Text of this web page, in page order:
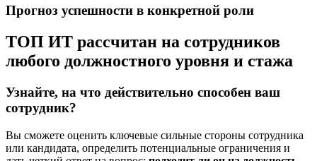
Прогноз успешности в конкретной роли
ТОП ИТ рассчитан на сотрудников
любого должностного уровня и стажа
Узнайте, на что действительно способен ваш
сотрудник?
Вы сможете оценить ключевые сильные стороны сотрудника
или кандидата, определить потенциальные ограничения и